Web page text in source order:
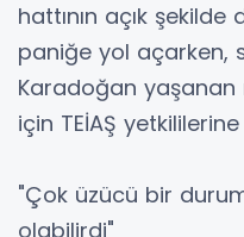
hattının açık
paniğe yol açarken,
Karadoğan
için TEİAŞ
"Çok üzücü bir
olabilirdi"